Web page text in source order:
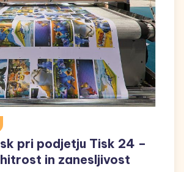
pri podjetju Tisk 24 –
in zanesljivost